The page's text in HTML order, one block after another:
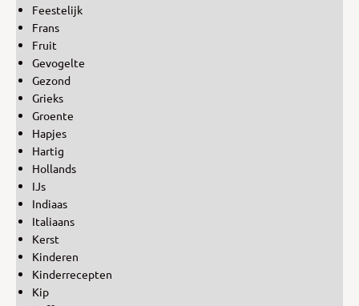
Feestelijk
Frans
Fruit
Gevogelte
Gezond
Grieks
Groente
Hapjes
Hartig
Hollands
IJs
Indiaas
Italiaans
Kerst
Kinderen
Kinderrecepten
Kip